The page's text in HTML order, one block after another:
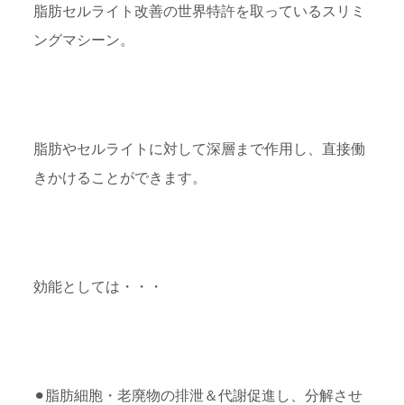
脂肪セルライト改善の世界特許を取っているスリミ
ングマシーン。
脂肪やセルライトに対して深層まで作用し、 直接働
きかけることができます。
効能としては・・・
⚫︎脂肪細胞・老廃物の排泄＆代謝促進し、分解させ